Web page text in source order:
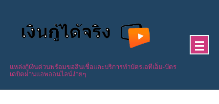
แหล่งกู้เงินด่วนพร้อมขอสินเชื่อและบริการทำบัตรเอทีเอ็ม-บัตร
เดบิตผ่านแอพออนไลน์ง่ายๆ